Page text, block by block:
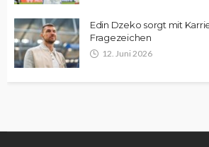
Edin Dzeko sorgt mit
Fragezeichen
12. Juni 2026